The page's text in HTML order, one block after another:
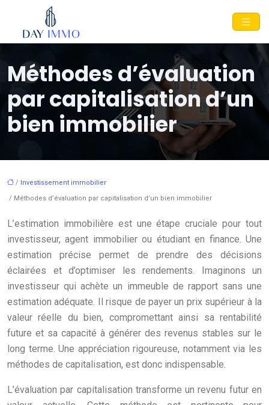
Méthodes d’évaluation
par capitalisation d’un
bien immobilier
/ Investissement immobilier
/ Méthodes d’évaluation par capitalisation d’un bien immobilier
L’estimation immobilière est une étape cruciale pour tout
investisseur, agent immobilier ou étudiant en finance. Une
estimation précise permet de prendre des décisions
éclairées et d’optimiser les rendements. Imaginons un
investisseur qui achète un immeuble de rapport sans une
estimation adéquate. Il risque de payer un prix supérieur à la
valeur réelle du bien, compromettant ainsi sa rentabilité
future et sa capacité à générer des revenus stables sur le
long terme. Une appréciation rigoureuse, notamment via les
méthodes de capitalisation, est donc indispensable.
L’évaluation par capitalisation transforme un revenu futur en